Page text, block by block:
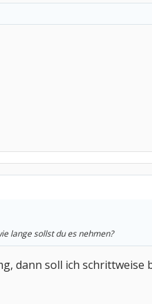
lange sollst du es nehmen?
dann soll ich schrittweise